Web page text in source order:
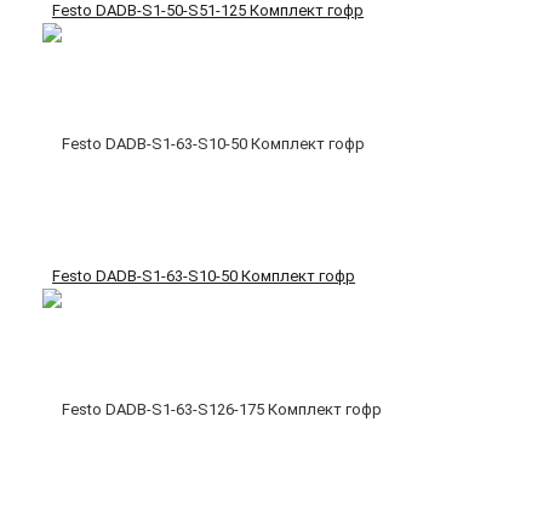
Festo DADB-S1-50-S51-125 Комплект гофр
Festo DADB-S1-63-S10-50 Комплект гофр